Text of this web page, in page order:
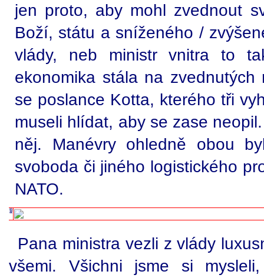
jen proto, aby mohl zvednout
Boží, státu a sníženého /
vlády, neb ministr vnitra to
ekonomika stála na
se poslance Kotta, kterého tři
museli hlídat, aby se zase
něj. Manévry ohledně obou
svoboda či jiného logistického
NATO.
Pana ministra vezli z vlády
všemi. Všichni jsme si